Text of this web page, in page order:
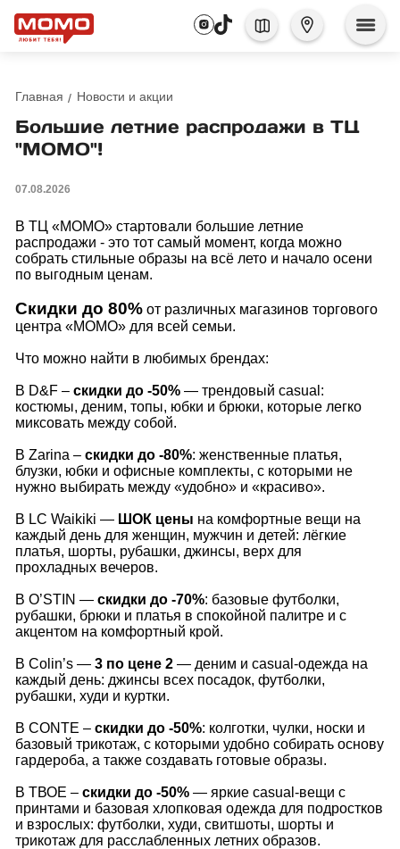
Главная Новости и акции
Большие летние распродажи в ТЦ
"МОМО"!
07.08.2026
В ТЦ «МОМО» стартовали большие летние
распродажи - это тот самый момент, когда можно
собрать стильные образы на всё лето и начало осени
по выгодным ценам.
Скидки до 80% от различных магазинов торгового
центра «МОМО» для всей семьи.
Что можно найти в любимых брендах:
В D&F – скидки до -50% — трендовый casual:
костюмы, деним, топы, юбки и брюки, которые легко
миксовать между собой.
В Zarina – скидки до -80%: женственные платья,
блузки, юбки и офисные комплекты, с которыми не
нужно выбирать между «удобно» и «красиво».
В LC Waikiki — ШОК цены на комфортные вещи на
каждый день для женщин, мужчин и детей: лёгкие
платья, шорты, рубашки, джинсы, верх для
прохладных вечеров.
В O’STIN — скидки до -70%: базовые футболки,
рубашки, брюки и платья в спокойной палитре и с
акцентом на комфортный крой.
В Colin’s — 3 по цене 2 — деним и casual‑одежда на
каждый день: джинсы всех посадок, футболки,
рубашки, худи и куртки.
В CONTE – скидки до -50%: колготки, чулки, носки и
базовый трикотаж, с которыми удобно собирать основу
гардероба, а также создавать готовые образы.
В ТВОЕ – скидки до -50% — яркие casual‑вещи с
принтами и базовая хлопковая одежда для подростков
и взрослых: футболки, худи, свитшоты, шорты и
трикотаж для расслабленных летних образов.